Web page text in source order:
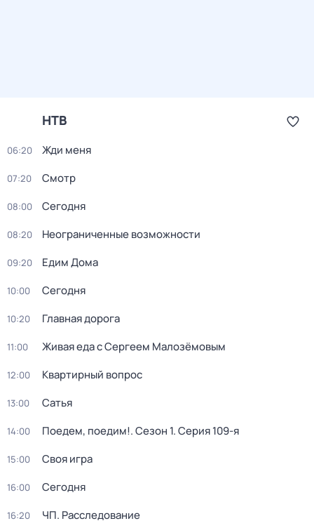
НТВ
06:20 Жди меня
07:20 Смотр
08:00 Сегодня
08:20 Неограниченные возможности
09:20 Едим Дома
10:00 Сегодня
10:20 Главная дорога
11:00 Живая еда с Сергеем Малозёмовым
12:00 Квартирный вопрос
13:00 Сатья
14:00 Поедем, поедим!. Сезон 1. Серия 109-я
15:00 Своя игра
16:00 Сегодня
16:20 ЧП. Расследование